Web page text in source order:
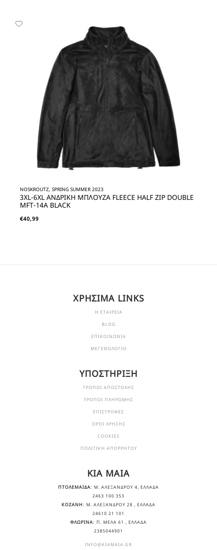
NOSKROUTZ, SPRING SUMMER 2023
3XL-6XL ΑΝΔΡΙΚΗ ΜΠΛΟΥΖΑ FLEECE HALF ZIP DOUBLE
MFT-14A BLACK
€40,99
ΧΡΗΣΙΜΑ LINKS
Η ΕΤΑΙΡΕΙΑ
BLOG
ΕΠΙΚΟΙΝΩΝΙΑ
ΜΕΓΕΘΟΛΟΓΙΟ
ΥΠΟΣΤΗΡΙΞΗ
ΤΡΟΠΟΙ ΑΠΟΣΤΟΛΗΣ
ΤΡΟΠΟΙ ΠΛΗΡΩΜΗΣ
ΕΠΙΣΤΡΟΦΕΣ
ΟΡΟΙ ΧΡΗΣΗΣ
COOKIES
ΠΟΛΙΤΙΚΗ ΑΠΟΡΡΗΤΟΥ
KIA MAIA
ΠΤΟΛΕΜΑΙΔΑ: Μ. ΑΛΕΞΆΝΔΡΟΥ 4, ΕΛΛΆΔΑ
2463 100 353
ΚΟΖΑΝΗ: Μ. ΑΛΕΞΆΝΔΡΟΥ 28 , ΕΛΛΆΔΑ
24610 21 101
ΦΛΩΡΙΝΑ: Π. ΜΕΛΑ 61 , ΕΛΛΆΔΑ
2385044901
INFO@KIAMAIA.GR